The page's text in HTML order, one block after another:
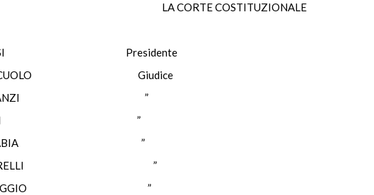
LA CORTE COSTITUZIONALE
Presidente
Giudice
”
”
”
MORELLI ”
”